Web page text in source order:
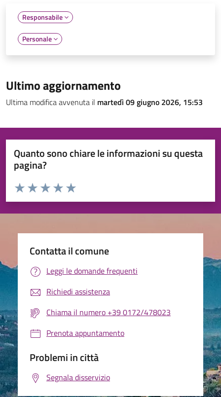
Responsabile
Personale
Ultimo aggiornamento
Ultima modifica avvenuta il martedì 09 giugno 2026, 15:53
Quanto sono chiare le informazioni su questa
pagina?
Valuta da 1 a 5 stelle la pagina
Valuta 5 stelle su 5
Valuta 4 stelle su 5
Valuta 3 stelle su 5
Valuta 2 stelle su 5
Valuta 1 stelle su 5
Contatta il comune
Leggi le domande frequenti
Richiedi assistenza
Chiama il numero +39 0172/478023
Prenota appuntamento
Problemi in città
Segnala disservizio